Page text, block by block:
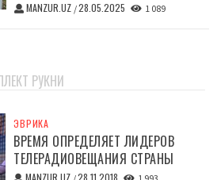
MANZUR.UZ /28.05.2025 1 089
РУКНИ
ЭВРИКА
ВРЕМЯ ОПРЕДЕЛЯЕТ ЛИДЕРОВ
ТЕЛЕРАДИОВЕЩАНИЯ СТРАНЫ
MANZUR.UZ 28.11.2018